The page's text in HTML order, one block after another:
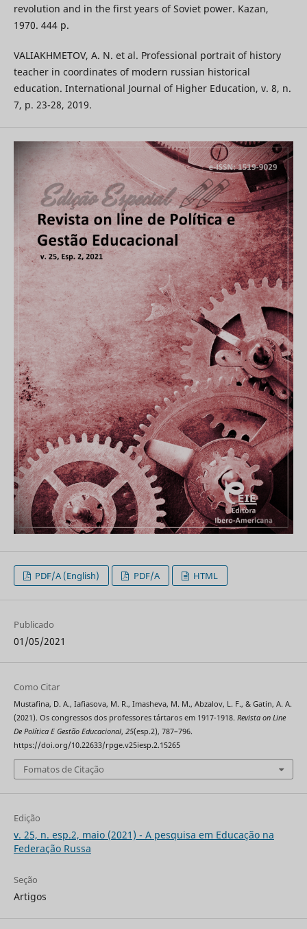
revolution and in the first years of Soviet power. Kazan,
1970. 444 p.
VALIAKHMETOV, A. N. et al. Professional portrait of history
teacher in coordinates of modern russian historical
education. International Journal of Higher Education, v. 8, n.
7, p. 23-28, 2019.
PDF/A (English) PDF/A HTML
Publicado
01/05/2021
Como Citar
Mustafina, D. A., Iafiasova, M. R., Imasheva, M. M., Abzalov, L. F., & Gatin, A. A.
(2021). Os congressos dos professores tártaros em 1917-1918. Revista on Line
De Política E Gestão Educacional, 25(esp.2), 787–796.
https://doi.org/10.22633/rpge.v25iesp.2.15265
Fomatos de Citação
Edição
v. 25, n. esp.2, maio (2021) - A pesquisa em Educação na
Federação Russa
Seção
Artigos